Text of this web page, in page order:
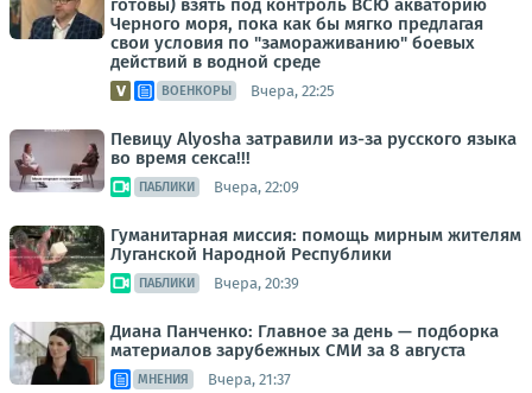
готовы) взять под контроль ВСЮ акваторию
Черного моря, пока как бы мягко предлагая
свои условия по "замораживанию" боевых
действий в водной среде
ВОЕНКОРЫ Вчера, 22:25
Певицу Alyosha затравили из-за русского языка
во время секса!!!
ПАБЛИКИ Вчера, 22:09
Гуманитарная миссия: помощь мирным жителям
Луганской Народной Республики
ПАБЛИКИ Вчера, 20:39
Диана Панченко: Главное за день — подборка
материалов зарубежных СМИ за 8 августа
МНЕНИЯ Вчера, 21:37